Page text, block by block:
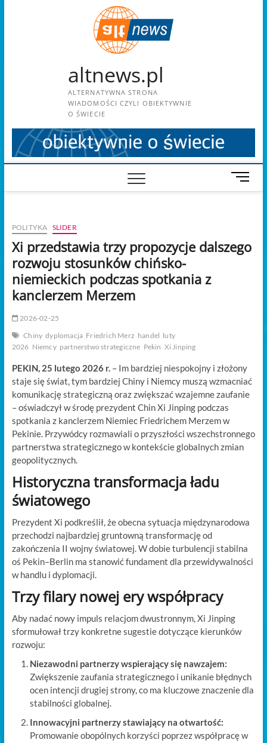
altnews.pl
ALTERNATYWNA STRONA
WIADOMOŚCI CZYLI OBIEKTYWNIE
O ŚWIECIE
M
e
u
t
POLITYKA SLIDER
Xi przedstawia trzy propozycje dalszego
rozwoju stosunków chińsko-
niemieckich podczas spotkania z
kanclerzem Merzem
2026-02-25
Chiny dyplomacja Friedrich Merz handel luty
2026 Niemcy partnerstwo strategiczne Pekin Xi Jinping
PEKIN, 25 lutego 2026 r.– Im bardziej niespokojny i złożony
staje się świat, tym bardziej Chiny i Niemcy muszą wzmacniać
komunikację strategiczną oraz zwiększać wzajemne zaufanie
– oświadczył w środę prezydent Chin Xi Jinping podczas
spotkania z kanclerzem Niemiec Friedrichem Merzem w
Pekinie.Przywódcy rozmawiali o przyszłości wszechstronnego
partnerstwa strategicznego w kontekście globalnych zmian
geopolitycznych.
Historyczna transformacja ładu
światowego
Prezydent Xi podkreślił, że obecna sytuacja międzynarodowa
przechodzi najbardziej gruntowną transformację od
zakończenia II wojny światowej. W dobie turbulencji stabilna
oś Pekin–Berlin ma stanowić fundament dla przewidywalności
w handlu i dyplomacji.
Trzy filary nowej ery współpracy
Aby nadać nowy impuls relacjom dwustronnym, Xi Jinping
sformułował trzy konkretne sugestie dotyczące kierunków
rozwoju:
Niezawodni partnerzy wspierający się nawzajem:
Zwiększenie zaufania strategicznego i unikanie błędnych
ocen intencji drugiej strony, co ma kluczowe znaczenie dla
stabilności globalnej.
Innowacyjni partnerzy stawiający na otwartość:
Promowanie obopólnych korzyści poprzez współpracę w